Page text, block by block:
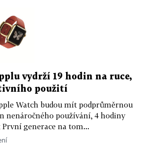
vydrží 19 hodin na ruce,
použití
Watch budou mít podprůměrnou
nenáročného používání, 4 hodiny
generace na tom...